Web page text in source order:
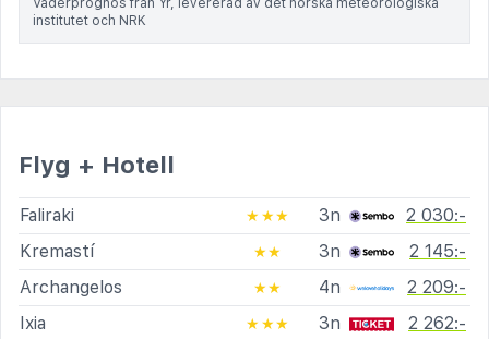
institutet och NRK
Flyg + Hotell
Faliraki ★★★ 3n
2 030:-
Kremastí
★★ 3n
2 145:-
Archangelos
★★ 4n
2 209:-
Ixia
★★★ 3n
2 262:-